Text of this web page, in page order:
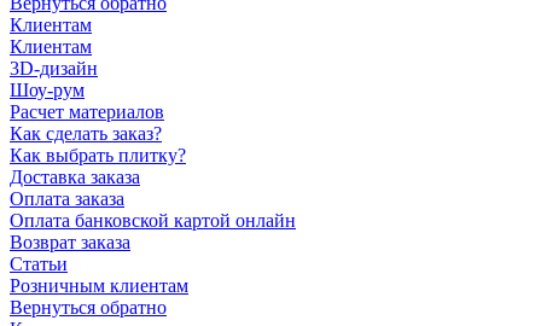
Клиентам
Клиентам
3D-дизайн
Шоу-рум
Расчет материалов
Как сделать заказ?
Как выбрать плитку?
Доставка заказа
Оплата заказа
Оплата банковской картой онлайн
Возврат заказа
Статьи
Розничным клиентам
Вернуться обратно